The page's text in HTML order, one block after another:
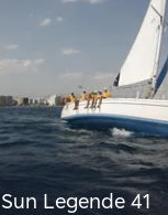
Jeanneau Sun Legende 41